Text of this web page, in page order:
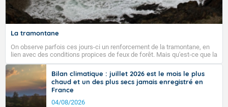
La tramontane
On observe parfois ces jours-ci un renforcement de la tramontane, en
lien avec des conditions propices de feux de forêt. Mais qu'est-ce que la
tramontane ? Quelles sont ses caractéristiques ? La tramontane est un
vent turbulent soufflant de secteur nord-ouest à nord, ou ouest à nord-
ouest, dans un secteur qui part du Roussillon à la vallée de l’Aude et à
l’ouest de l’Hérault. L’étymologie de ce vent vient du latin trasmontanus,
signifiant au-delà des monts, en allusion aux régions montagneuses
d’où provient ce vent.
Bilan climatique : juillet 2026 est le mois le plus
chaud et un des plus secs jamais enregistré en
France
04/08/2026